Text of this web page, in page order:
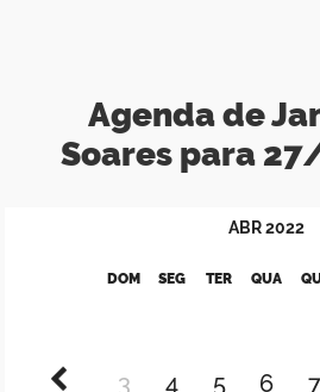
Agenda de
Soares para
ABR2022
DOM SEG TER QUA
3
4 5 6 7